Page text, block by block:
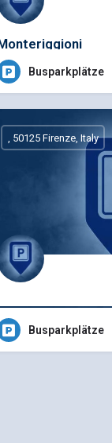
Busparkplätze
, 50125 Firenze, Italy
Busparkplätze